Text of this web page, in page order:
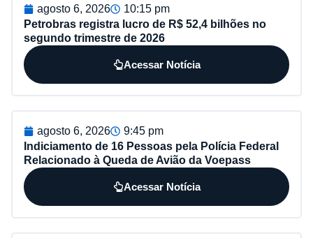
agosto 6, 2026
10:15 pm
Petrobras registra lucro de R$ 52,4 bilhões no
segundo trimestre de 2026
Acessar Notícia
agosto 6, 2026
9:45 pm
Indiciamento de 16 Pessoas pela Polícia Federal
Relacionado à Queda de Avião da Voepass
Acessar Notícia